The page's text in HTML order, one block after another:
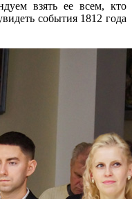
взять ее всем, кто
события 1812 года